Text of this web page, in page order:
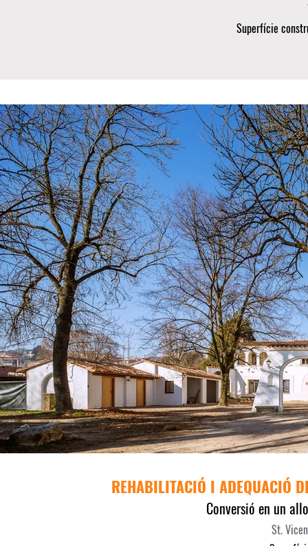
Superfície
REHABILITACIÓ I ADEQUACIÓ
Conversió en un
St.